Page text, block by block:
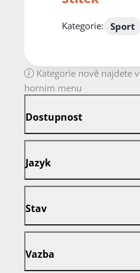
Kategorie: Sport
Kategorie nově najdete v
horním menu
Dostupnost
Jazyk
Stav
Vazba